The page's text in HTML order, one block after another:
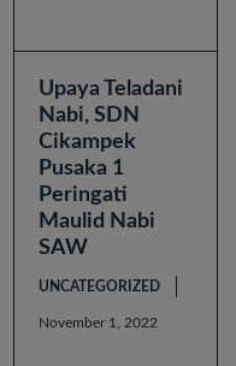
Upaya Teladani
Nabi, SDN
Cikampek
Pusaka 1
Peringati
Maulid Nabi
SAW
UNCATEGORIZED
November 1, 2022